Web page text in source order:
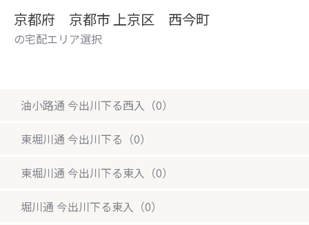
京都府 京都市 上京区 西今町
の宅配エリア選択
油小路通 今出川下る西入（0）
東堀川通 今出川下る（0）
東堀川通 今出川下る東入（0）
堀川通 今出川下る東入（0）